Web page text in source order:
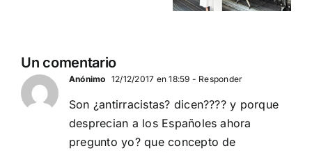
Periodista
Un comentario
Anónimo 12/12/2017 en 18:59 - Responder
Son ¿antirracistas? dicen???? y porque
desprecian a los Españoles ahora
pregunto yo? que concepto de